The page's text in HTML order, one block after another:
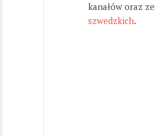
kanałów oraz
szwedzkich.